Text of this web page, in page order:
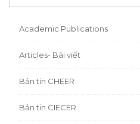
Academic Publications
Articles- Bài viết
Bản tin CHEER
Bản tin CIECER